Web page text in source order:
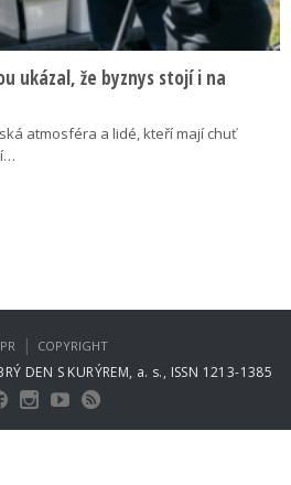
ukázal, že byznys stojí i na
atmosféra a lidé, kteří mají chuť
DEN S KURÝREM, a. s., ISSN 1213-1385
| COPYRIGHT